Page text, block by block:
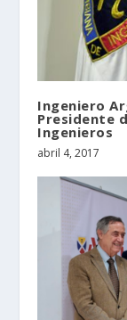
Ingeniero
Presidente
Ingenieros
abril 4, 2017